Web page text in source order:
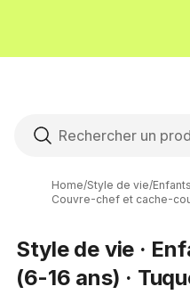
Home/Style de vie/Enfants
Couvre-chef et cache-
Style de vie ·
(6-16 ans) ·